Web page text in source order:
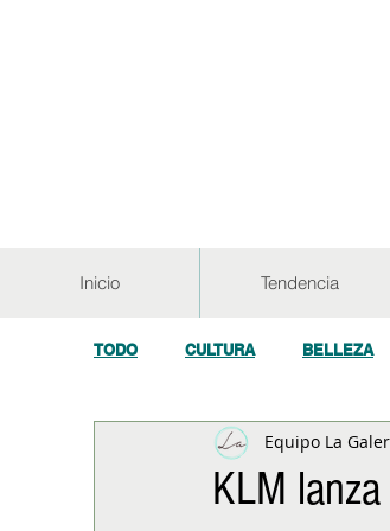
Inicio Tendencia
TODO CULTURA BELLEZA
GASTRONOMÍA Y VINOS
KLM
Equipo La